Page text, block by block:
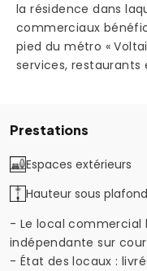
la résidence dans
commerciaux
pied du métro «
services,
Prestations
Espaces extérieurs
Hauteur sous plafond
- Le local commercial
indépendante sur
- État des locaux :